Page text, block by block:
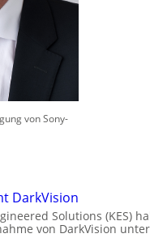
von Sony-
DarkVision
Solutions (KES)
von DarkVision